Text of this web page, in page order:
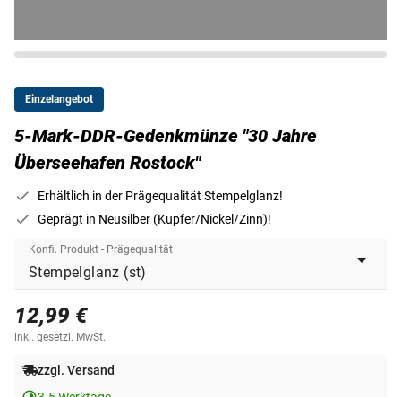
Einzelangebot
5-Mark-DDR-Gedenkmünze "30 Jahre
Überseehafen Rostock"
Erhältlich in der Prägequalität Stempelglanz!
Geprägt in Neusilber (Kupfer/Nickel/Zinn)!
Konfi. Produkt - Prägequalität
12,99 €
inkl. gesetzl. MwSt.
zzgl. Versand